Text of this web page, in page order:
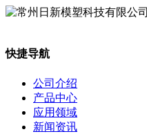
快捷导航
公司介绍
产品中心
应用领域
新闻资讯